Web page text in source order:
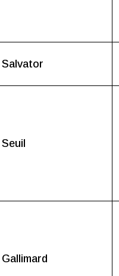
Salvator
Seuil
Gallimard